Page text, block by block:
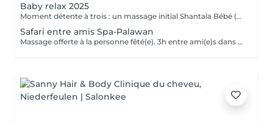
Baby relax 2025
Moment détente à trois : un massage initial Shantala Bébé (maximum 9 mois ) vous faites vous même le massage sur votre bébé et nous vous montrons la marche à suivre + 2 massages " Eveil Majestueux" de 20 min pour papa et maman + 4h de Spa -Privatif Palawan A votre disposition lit pour bébé Uniquement du Lundi au jeudi de 10h à 14h Possibilité de commander le repas de midi sauf le mardi .
Safari entre amis Spa-Palawan
Massage offerte à la personne fêté(e). 3h entre ami(e)s dans notre spa privatif Palawan avec jus frais offerts. Massage Eveil Majestueux de 20 min offerts à la personne fêté(e) avec les somptueux produits de la marque Africology.